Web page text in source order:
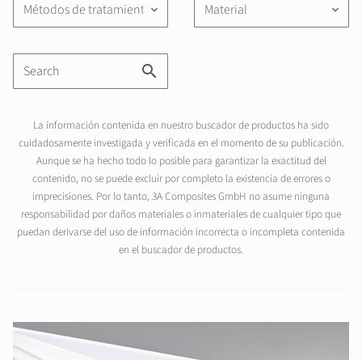
Métodos de tratamientokeyboard_arrow_down Material keyboard_arrow_down
La información contenida en nuestro buscador de productos ha sido
cuidadosamente investigada y verificada en el momento de su publicación.
Aunque se ha hecho todo lo posible para garantizar la exactitud del
contenido, no se puede excluir por completo la existencia de errores o
imprecisiones. Por lo tanto, 3A Composites GmbH no asume ninguna
responsabilidad por daños materiales o inmateriales de cualquier tipo que
puedan derivarse del uso de información incorrecta o incompleta contenida
en el buscador de productos.